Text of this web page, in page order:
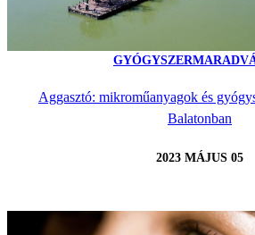
Aggasztó: mikroműanyagok és
Balatonban
2023 MÁJUS 05